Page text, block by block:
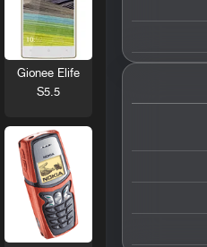
Gionee Elife
S5.5